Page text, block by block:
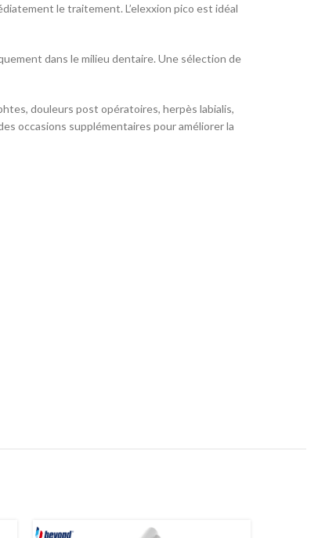
le traitement. L’elexxion pico est idéal
dans le milieu dentaire. Une sélection de
douleurs post opératoires, herpès labialis,
occasions supplémentaires pour améliorer la